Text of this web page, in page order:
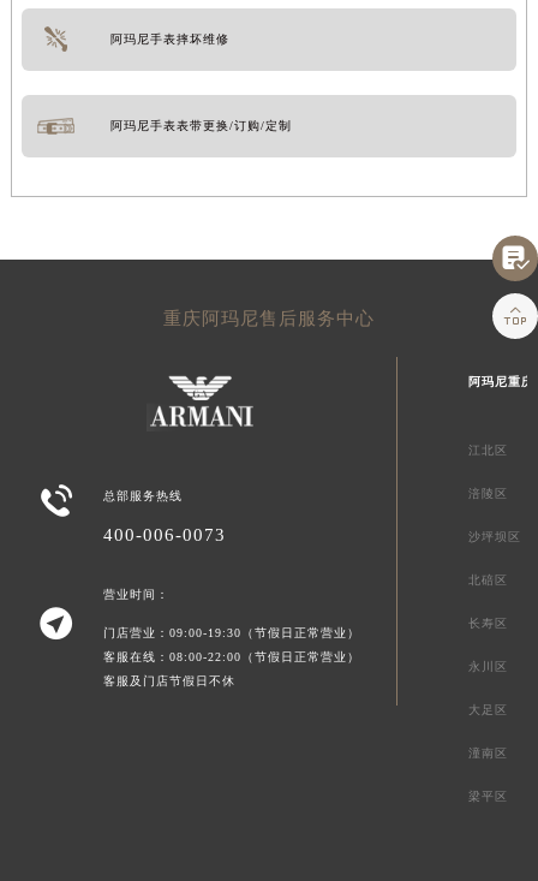
阿玛尼手表摔坏维修
阿玛尼手表表带更换/订购/定制
重庆阿玛尼售后服务中心
 总部服务热线
400-006-0073

营业时间：
门店营业：09:00-19:30（节假日正常营业）
客服在线：08:00-22:00（节假日正常营业）
客服及门店节假日不休
阿玛尼重
江北区
涪陵区
沙坪坝区
北碚区
长寿区
永川区
大足区
潼南区
梁平区

